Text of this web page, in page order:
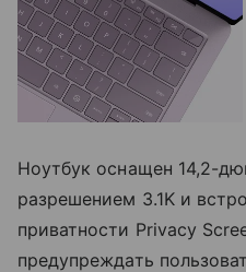
Ноутбук оснащен 14,2-
разрешением 3.1K и
приватности Privacy
предупреждать